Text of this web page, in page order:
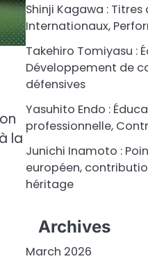
la
Shinji Kagawa :
Internationaux,
Takehiro Tomiyasu :
Développement de
défensives
Yasuhito Endo :
professionnelle,
Junichi Inamoto :
européen,
héritage
Archives
March 2026